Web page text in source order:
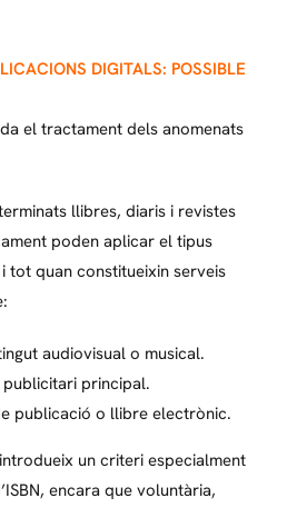
DIGITALS: POSSIBLE
el tractament dels anomenats
llibres, diaris i revistes
poden aplicar el tipus
tot quan constitueixin serveis
audiovisual o musical.
principal.
publicació o llibre electrònic.
un criteri especialment
encara que voluntària,